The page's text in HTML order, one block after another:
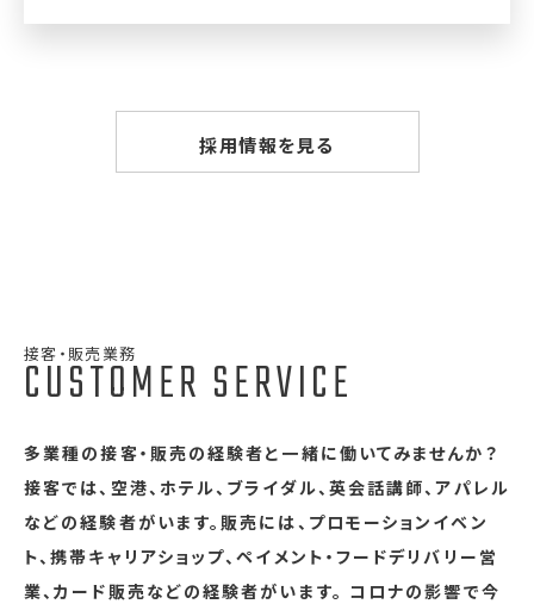
採用情報を見る
接客・販売業務
CUSTOMER SERVICE
多業種の接客・販売の経験者と一緒に働いてみませんか？
接客では、空港、ホテル、ブライダル、英会話講師、アパレル
などの経験者がいます。販売には、プロモーションイベン
ト、携帯キャリアショップ、ペイメント・フードデリバリー営
業、カード販売などの経験者がいます。 コロナの影響で今